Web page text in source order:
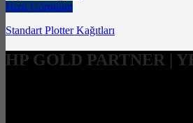
Hızlı Görünüm
Standart Plotter Kağıtları
HP GOLD PARTNER |